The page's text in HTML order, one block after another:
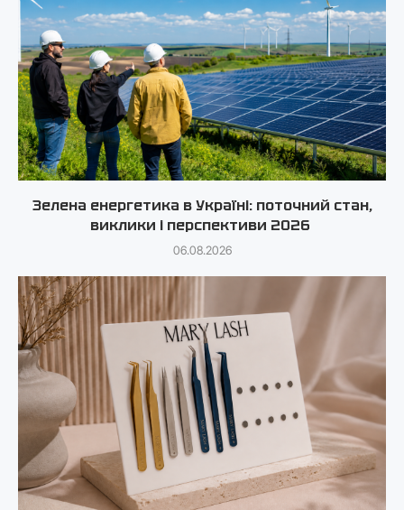
Зелена енергетика в Україні: поточний стан,
виклики і перспективи 2026
06.08.2026